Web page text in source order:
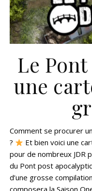
Le
une
Comment se procurer
?
Et bien voici une
pour de nombreux JDR
du Pont post
d’une grosse
composera la Saison